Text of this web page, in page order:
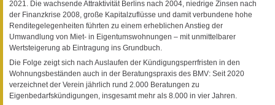
2021. Die wachsende Attraktivität Berlins nach 2004, niedrige Zinsen nach
der Finanzkrise 2008, große Kapitalzuflüsse und damit verbundene hohe
Renditegelegenheiten führten zu einem erheblichen Anstieg der
Umwandlung von Miet- in Eigentumswohnungen – mit unmittelbarer
Wertsteigerung ab Eintragung ins Grundbuch.
Die Folge zeigt sich nach Auslaufen der Kündigungsperrfristen in den
Wohnungsbeständen auch in der Beratungspraxis des BMV: Seit 2020
verzeichnet der Verein jährlich rund 2.000 Beratungen zu
Eigenbedarfskündigungen, insgesamt mehr als 8.000 in vier Jahren.